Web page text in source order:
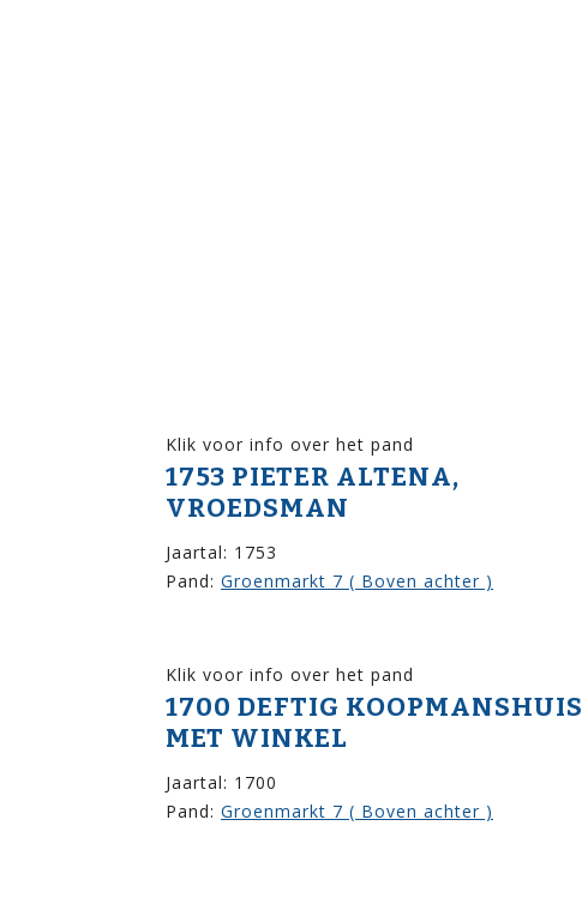
Klik voor info over het pand
1753 PIETER ALTENA,
VROEDSMAN
Jaartal: 1753
Pand: Groenmarkt 7 ( Boven achter )
Klik voor info over het pand
1700 DEFTIG KOOPMANSHUIS
MET WINKEL
Jaartal: 1700
Pand: Groenmarkt 7 ( Boven achter )